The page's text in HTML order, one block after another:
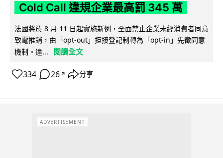
Cold Call 違規企業最高罰 345 萬
法國將於 8 月 11 日起實施新例，全面禁止企業未經消費者同意
致電推銷，由「opt-out」拒接登記制轉為「opt-in」先徵同意
機制。違...
閱讀全文
334 26 ↗ 分享
ADVERTISEMENT